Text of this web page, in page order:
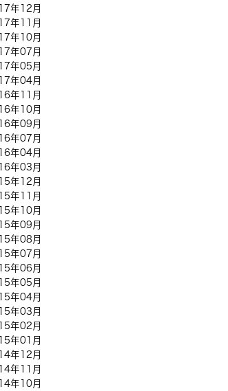
年12月
年11月
年10月
年07月
年05月
年04月
年11月
年10月
年09月
年07月
年04月
年03月
年12月
年11月
年10月
年09月
年08月
年07月
年06月
年05月
年04月
年03月
年02月
年01月
年12月
年11月
年10月